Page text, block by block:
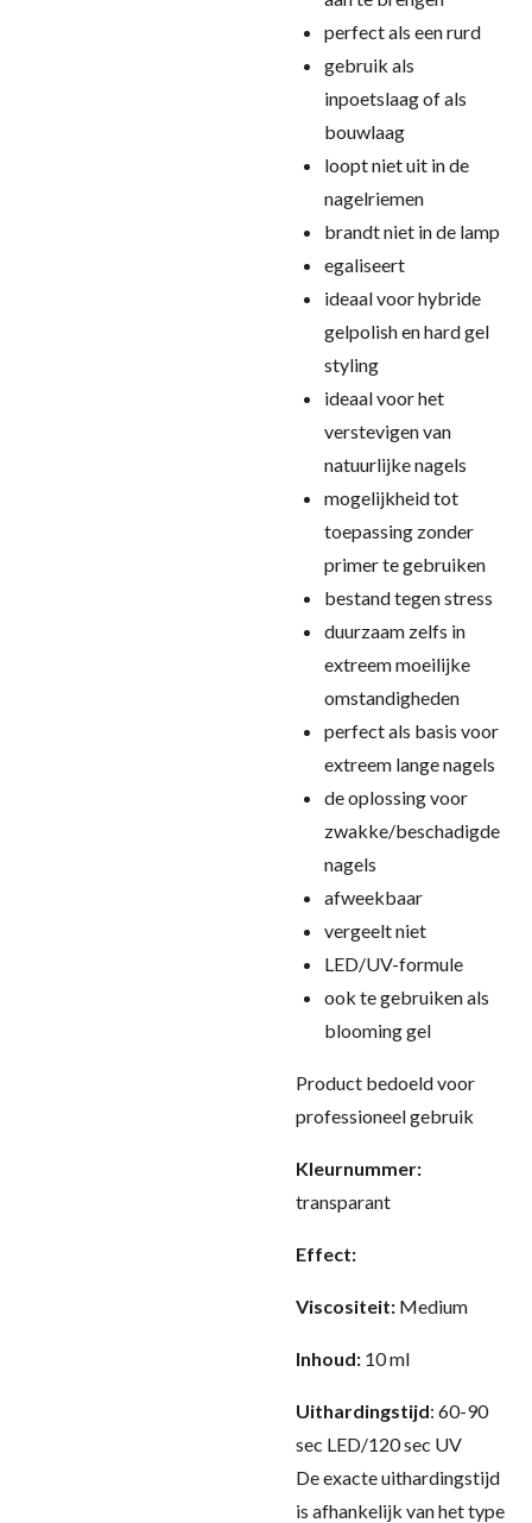
perfect als een rurd
gebruik als
inpoetslaag of als
bouwlaag
loopt niet uit in de
nagelriemen
brandt niet in de lamp
egaliseert
ideaal voor hybride
gelpolish en hard gel
styling
ideaal voor het
verstevigen van
natuurlijke nagels
mogelijkheid tot
toepassing zonder
primer te gebruiken
bestand tegen stress
duurzaam zelfs in
extreem moeilijke
omstandigheden
perfect als basis voor
extreem lange nagels
de oplossing voor
zwakke/beschadigde
nagels
afweekbaar
vergeelt niet
LED/UV-formule
ook te gebruiken als
blooming gel
Product bedoeld voor
professioneel gebruik
Kleurnummer:
transparant
Effect:
Viscositeit: Medium
Inhoud: 10 ml
Uithardingstijd: 60-90
sec LED/120 sec UV
De exacte uithardingstijd
is afhankelijk van het type